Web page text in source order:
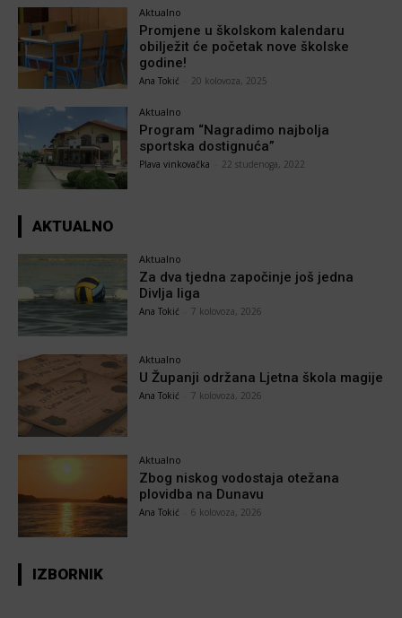
Aktualno
Promjene u školskom kalendaru
obilježit će početak nove školske
godine!
Ana Tokić 20 kolovoza, 2025
Aktualno
Program “Nagradimo najbolja
sportska dostignuća”
Plava vinkovačka 22 studenoga, 2022
AKTUALNO
Aktualno
Za dva tjedna započinje još jedna
Divlja liga
Ana Tokić 7 kolovoza, 2026
Aktualno
U Županji održana Ljetna škola magije
Ana Tokić 7 kolovoza, 2026
Aktualno
Zbog niskog vodostaja otežana
plovidba na Dunavu
Ana Tokić 6 kolovoza, 2026
IZBORNIK